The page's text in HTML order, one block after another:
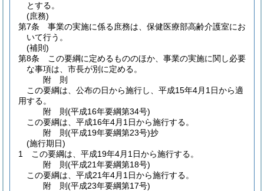
とする。
(庶務)
第7条
事業の実施に係る庶務は、保健医療部高齢介護室にお
いて行う。
(補則)
第8条
この要綱に定めるもののほか、事業の実施に関し必要
な事項は、市長が別に定める。
附 則
この要綱は、公布の日から施行し、平成15年4月1日から適
用する。
附 則(平成16年要綱第34号)
この要綱は、平成16年4月1日から施行する。
附 則(平成19年要綱第23号)抄
(施行期日)
1
この要綱は、平成19年4月1日から施行する。
附 則(平成21年要綱第18号)
この要綱は、平成21年4月1日から施行する。
附 則(平成23年要綱第17号)